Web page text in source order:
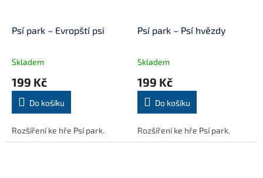
Psí park – Evropští psi
Skladem
199 Kč
Do košíku
Rozšíření ke hře Psí park.
Psí park – Psí hvězdy
Skladem
199 Kč
Do košíku
Rozšíření ke hře Psí park.